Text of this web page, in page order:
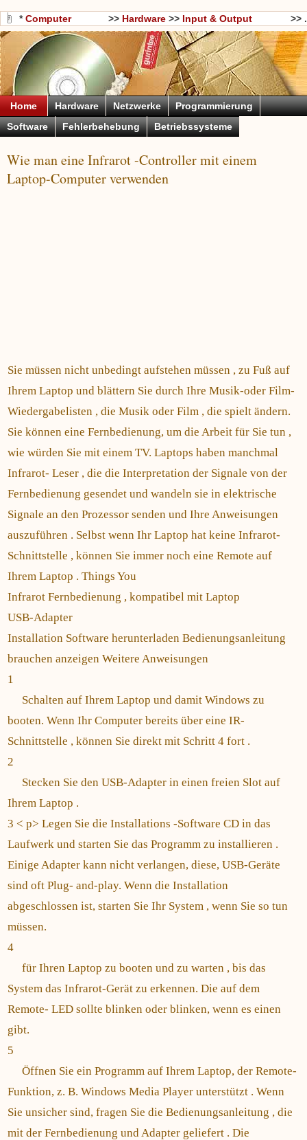
*Computer
Wissen
>> Hardware>> Input & Output
Devices
>> .
Home Hardware Netzwerke
Programmierung
Software
Fehlerbehebung Betriebssysteme
Wie man eine Infrarot -Controller mit einem
Laptop-Computer verwenden
Sie müssen nicht unbedingt aufstehen müssen , zu Fuß auf
Ihrem Laptop und blättern Sie durch Ihre Musik-oder Film-
Wiedergabelisten , die Musik oder Film , die spielt ändern.
Sie können eine Fernbedienung, um die Arbeit für Sie tun ,
wie würden Sie mit einem TV. Laptops haben manchmal
Infrarot- Leser , die die Interpretation der Signale von der
Fernbedienung gesendet und wandeln sie in elektrische
Signale an den Prozessor senden und Ihre Anweisungen
auszuführen . Selbst wenn Ihr Laptop hat keine Infrarot-
Schnittstelle , können Sie immer noch eine Remote auf
Ihrem Laptop . Things You
Infrarot Fernbedienung , kompatibel mit Laptop
USB-Adapter
Installation Software herunterladen Bedienungsanleitung
brauchen anzeigen Weitere Anweisungen
1
Schalten auf Ihrem Laptop und damit Windows zu
booten. Wenn Ihr Computer bereits über eine IR-
Schnittstelle , können Sie direkt mit Schritt 4 fort .
2
Stecken Sie den USB-Adapter in einen freien Slot auf
Ihrem Laptop .
3 < p> Legen Sie die Installations -Software CD in das
Laufwerk und starten Sie das Programm zu installieren .
Einige Adapter kann nicht verlangen, diese, USB-Geräte
sind oft Plug- and-play. Wenn die Installation
abgeschlossen ist, starten Sie Ihr System , wenn Sie so tun
müssen.
4
für Ihren Laptop zu booten und zu warten , bis das
System das Infrarot-Gerät zu erkennen. Die auf dem
Remote- LED sollte blinken oder blinken, wenn es einen
gibt.
5
Öffnen Sie ein Programm auf Ihrem Laptop, der Remote-
Funktion, z. B. Windows Media Player unterstützt . Wenn
Sie unsicher sind, fragen Sie die Bedienungsanleitung , die
mit der Fernbedienung und Adapter geliefert . Die